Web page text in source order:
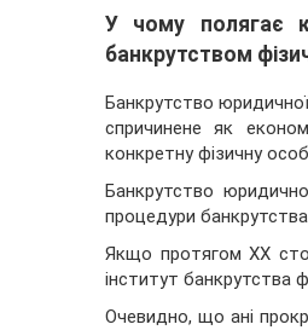
У чому полягає
банкрутством
Банкрутство
спричинене як
конкретну фізичну
Банкрутство
процедури
Якщо протягом XX
інститут банкрутства
Очевидно, що ані